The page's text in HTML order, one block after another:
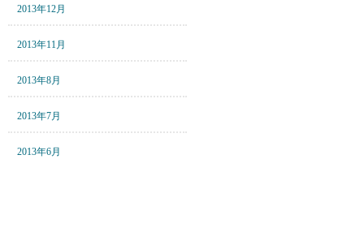
2013年12月
2013年11月
2013年8月
2013年7月
2013年6月